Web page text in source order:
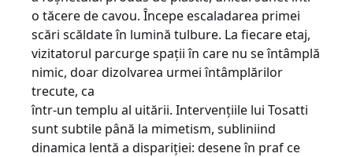
o tăcere de cavou. Începe escaladarea primei
scări scăldate în lumină tulbure. La fiecare etaj,
vizitatorul parcurge spaţii în care nu se întâmplă
nimic, doar dizolvarea urmei întâmplărilor
trecute, ca
într-un templu al uitării. Intervenţiile lui Tosatti
sunt subtile până la mimetism, subliniind
dinamica lentă a dispariţiei: desene în praf ce